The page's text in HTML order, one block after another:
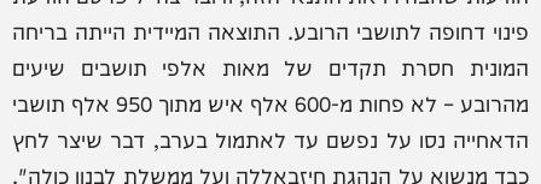
פינוי דחופה לתושבי הרובע. התוצאה המיידית הייתה בריחה
המונית חסרת תקדים של מאות אלפי תושבים שיעים
מהרובע – לא פחות מ-600 אלף איש מתוך 950 אלף תושבי
הדאחייה נסו על נפשם עד לאתמול בערב, דבר שיצר לחץ
כבד מנשוא על הנהגת חיזבאללה ועל ממשלת לבנון כולה".